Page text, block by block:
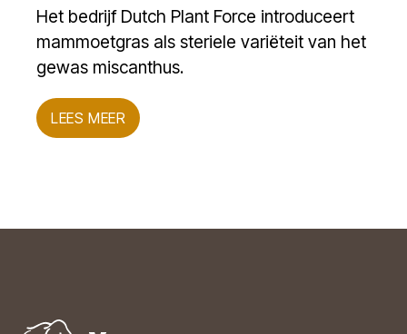
Het bedrijf Dutch Plant Force introduceert
mammoetgras als steriele variëteit van het
gewas miscanthus.
LEES MEER